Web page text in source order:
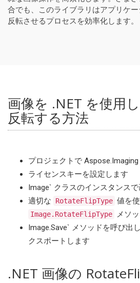
合でも、このライブラリはアプリケ
反転させるプロセスを効率化します。
画像を .NET を使用
反転する方法
プロジェクトで
ライセンスキーを設定します
Image` クラスのインスタンス
適切な
RotateFlipType 値を
Image.RotateFlipType
メソ
Image.Save` メソッドを呼び出
クスポートします
.NET 画像の